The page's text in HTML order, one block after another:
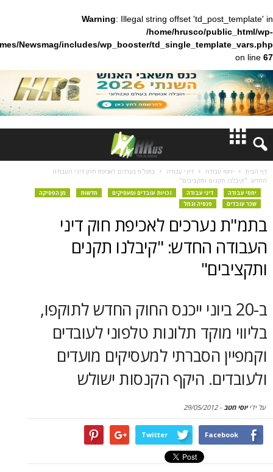
Warning: Illegal string offset
/home/hrusco/
content/themes/Newsmag/includes/wp_booster/
חדשות
עבודה דיני עבודה
בתמ"ת נערכים לאכיפת חוק דיני העבודה
ותקציבים"
דיני עבודה זכויות עובדים ומעסיקים חדשות
מן הפסיקה
פנסיה וגמל
לאכיפת חוק דיני
החדש: "קיבלנו תקנים
ביוני ייכנס החוק החדש לתוקפו,
תלונות טלפוני לעובדים
הסברתי למעסיקים מועדים
היקף הקנסות ישולש
29/05/2012
Twitter